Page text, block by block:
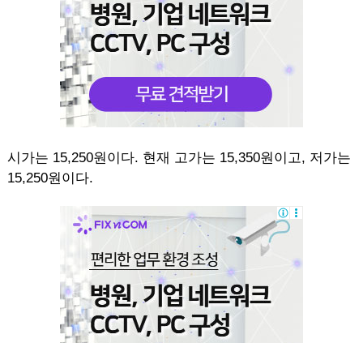
시가는 15,250원이다. 현재 고가는 15,350원이고, 저가는
15,250원이다.